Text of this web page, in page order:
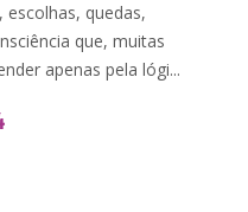
escolhas, quedas,
que, muitas
apenas pela lógi...